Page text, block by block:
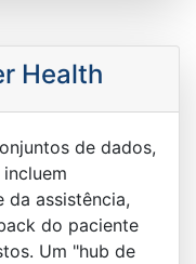
Health
de dados,
da assistência,
do paciente
Um "hub de